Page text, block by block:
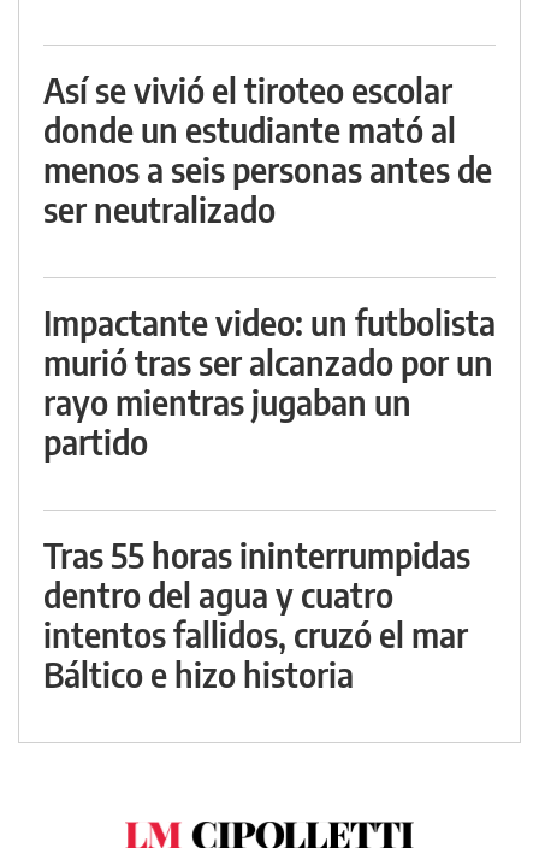
Así se vivió el tiroteo escolar
donde un estudiante mató al
menos a seis personas antes de
ser neutralizado
Impactante video: un futbolista
murió tras ser alcanzado por un
rayo mientras jugaban un
partido
Tras 55 horas ininterrumpidas
dentro del agua y cuatro
intentos fallidos, cruzó el mar
Báltico e hizo historia